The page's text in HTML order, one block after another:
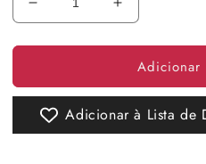
Diminuir
a
quantidade
Herdade
do
Rocim
Aumentar
a
quantidade
Herdade
Rocim
Adicionar
Adicionar à Lista de